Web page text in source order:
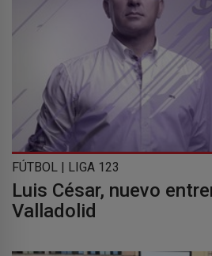
FÚTBOL | LIGA 123
Luis César, nuevo
Valladolid